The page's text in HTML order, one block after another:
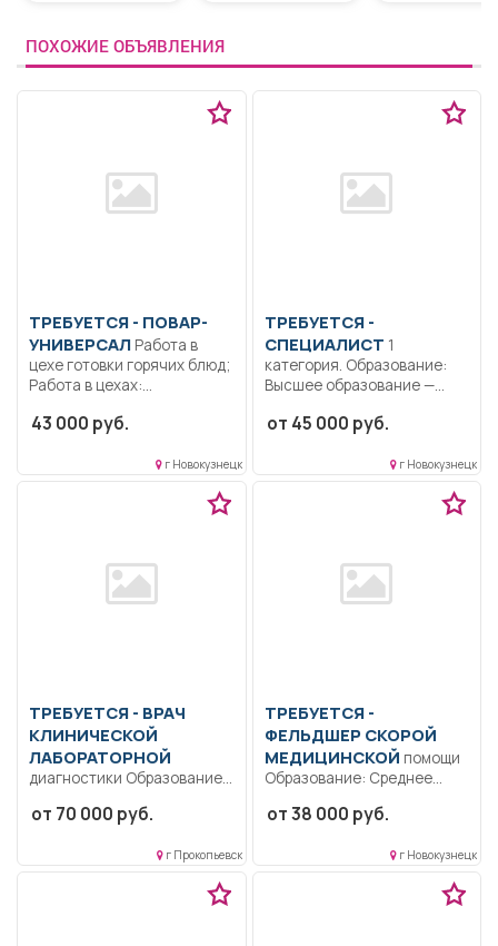
ПОХОЖИЕ ОБЪЯВЛЕНИЯ
ТРЕБУЕТСЯ - ПОВАР-
УНИВЕРСАЛ
цехе готовки горячих блюд;
Работа в цехах:...
43 000 руб.
г Новокузнецк
ТРЕБУЕТСЯ -
СПЕЦИАЛИСТ
категория. Образование:
Высшее образование —
магистратура.. Производить
от 45 000 руб.
г Новокузнецк
ТРЕБУЕТСЯ - ВРАЧ
КЛИНИЧЕСКОЙ
ЛАБОРАТОРНОЙ
диагностики Образование:
высшей квалификации..
инструкции.. Полный...
от 70 000 руб.
г Прокопьевск
ТРЕБУЕТСЯ -
ФЕЛЬДШЕР СКОРОЙ
МЕДИЦИНСКОЙ помощи
Образование: Среднее
образование.
квалифицированной
медицинской помощи по...
от 38 000 руб.
г Новокузнецк